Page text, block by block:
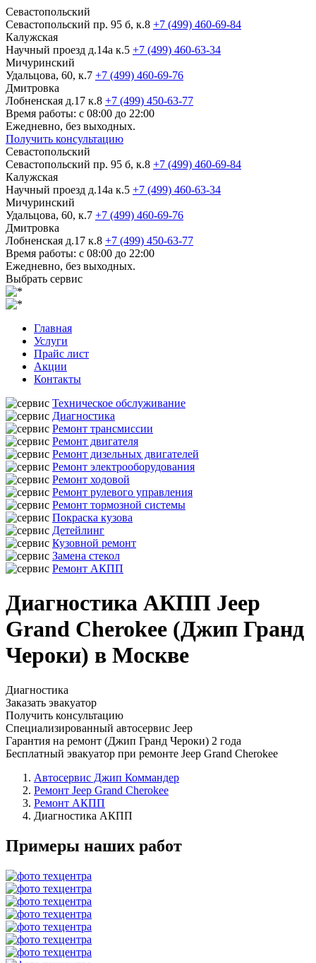
Севастопольский
Севастопольский пр. 95 б, к.8 +7 (499) 460-69-84
Калужская
Научный проезд д.14а к.5 +7 (499) 460-63-34
Мичуринский
Удальцова, 60, к.7 +7 (499) 460-69-76
Дмитровка
Лобненская д.17 к.8 +7 (499) 450-63-77
Время работы: с 08:00 до 22:00
Ежедневно, без выходных.
Получить консультацию
Севастопольский
Севастопольский пр. 95 б, к.8 +7 (499) 460-69-84
Калужская
Научный проезд д.14а к.5 +7 (499) 460-63-34
Мичуринский
Удальцова, 60, к.7 +7 (499) 460-69-76
Дмитровка
Лобненская д.17 к.8 +7 (499) 450-63-77
Время работы: с 08:00 до 22:00
Ежедневно, без выходных.
Выбрать сервис
Главная
Услуги
Прайс лист
Акции
Контакты
Техническое обслуживание
Диагностика
Ремонт трансмиссии
Ремонт двигателя
Ремонт дизельных двигателей
Ремонт электрооборудования
Ремонт ходовой
Ремонт рулевого управления
Ремонт тормозной системы
Покраска кузова
Детейлинг
Кузовной ремонт
Замена стекол
Ремонт АКПП
Диагностика АКПП Jeep
Grand Cherokee (Джип Гранд
Чероки) в Москве
Диагностика
Заказать эвакуатор
Получить консультацию
Специализированный автосервис Jeep
Гарантия на ремонт (Джип Гранд Чероки) 2 года
Бесплатный эвакуатор при ремонте Jeep Grand Cherokee
Автосервис Джип Коммандер
Ремонт Jeep Grand Cherokee
Ремонт АКПП
Диагностика АКПП
Примеры наших работ